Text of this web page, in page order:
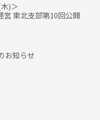
)＞
営 東北支部第10回公開
お知らせ